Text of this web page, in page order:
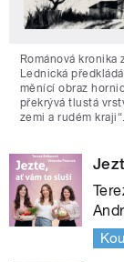
Románová kronika
Lednická
měnící obraz
překrývá tlustá
zemi a rudém kraji“.